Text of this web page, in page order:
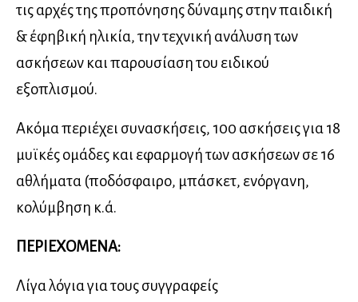
τις αρχές της προπόνησης δύναμης στην παιδική
& έφηβική ηλικία, την τεχνική ανάλυση των
ασκήσεων και παρουσίαση του ειδικού
εξοπλισμού.
Ακόμα περιέχει συνασκήσεις, 100 ασκήσεις για 18
μυϊκές ομάδες και εφαρμογή των ασκήσεων σε 16
αθλήματα (ποδόσφαιρο, μπάσκετ, ενόργανη,
κολύμβηση κ.ά.
ΠΕΡΙΕΧΟΜΕΝΑ:
Λίγα λόγια για τους συγγραφείς